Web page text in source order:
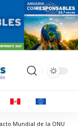
Mundial de la ONU